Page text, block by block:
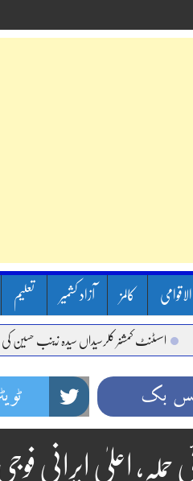
کالمز آزاد کشمیر تعلیم
اسسٹنٹ کمشنر کلرسیداں سیدہ زینب حسین کی پریس
بک
حملہ، اعلیٰ ایرانی